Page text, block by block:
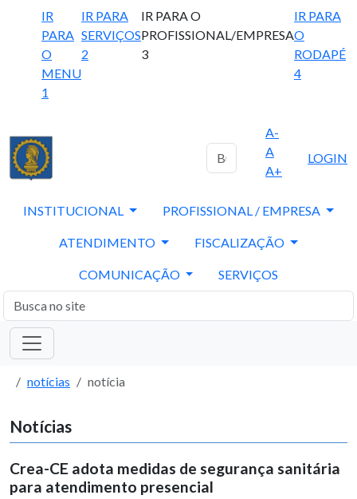
IR
PARA
O
MENU
1
IR PARA
SERVIÇOS
2
IR PARA O
PROFISSIONAL/EMPRESA
3
IR PARA
O
RODAPÉ
4
A-
A
A+
LOGIN
INSTITUCIONAL PROFISSIONAL / EMPRESA
ATENDIMENTO FISCALIZAÇÃO
COMUNICAÇÃO SERVIÇOS
notícias notícia
Notícias
Crea-CE adota medidas de segurança sanitária
para atendimento presencial